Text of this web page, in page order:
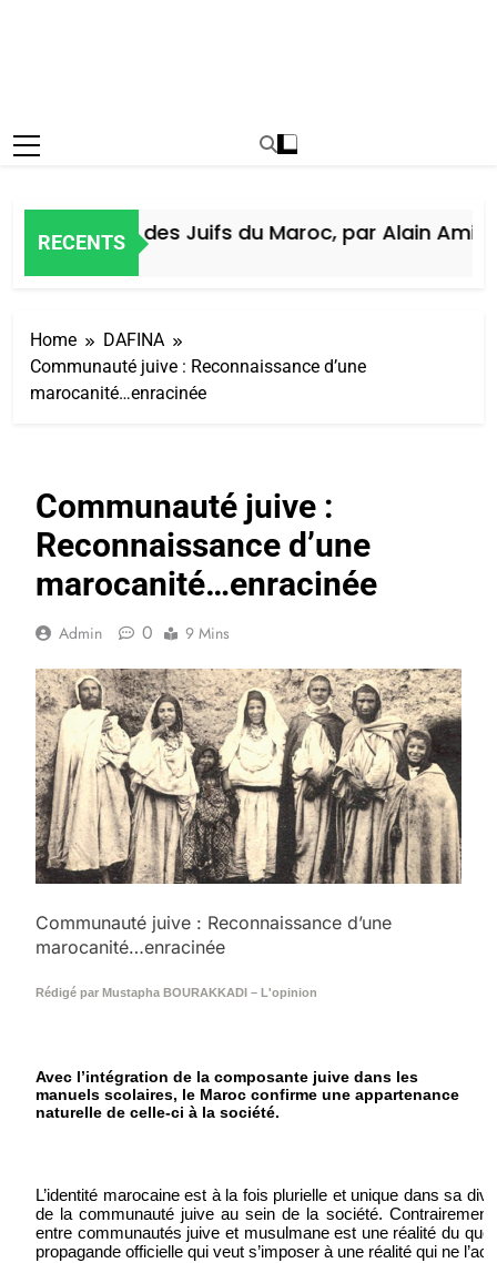
RECENTS
Histoire des Juifs du Maroc, par Alain Amiel
Home
DAFINA
Communauté juive : Reconnaissance d’une
marocanité…enracinée
Communauté juive :
Reconnaissance d’une
marocanité…enracinée
Admin 0 9 Mins
Communauté juive : Reconnaissance d’une
marocanité…enracinée
Rédigé par Mustapha BOURAKKADI – L'opinion
Avec l’intégration de la composante juive dans les
manuels scolaires, le Maroc confirme une appartenance
naturelle de celle-ci à la société.
L’identité marocaine est à la fois plurielle et unique dans sa
de la communauté juive au sein de la société.
entre communautés juive et musulmane est une réalité du
propagande officielle qui veut s’imposer à une réalité qui ne